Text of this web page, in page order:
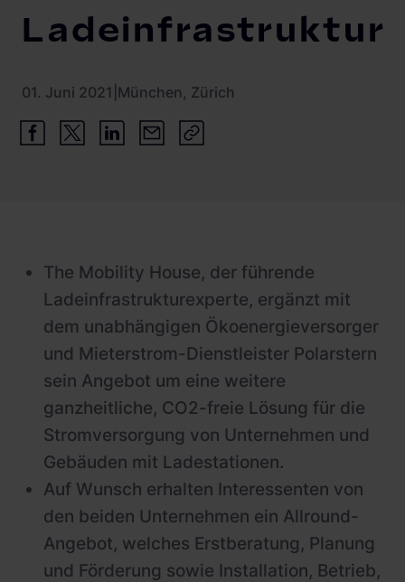
Ladeinfrastruktur
01. Juni 2021 München, Zürich
The Mobility House, der führende
Ladeinfrastrukturexperte, ergänzt mit
dem unabhängigen Ökoenergieversorger
und Mieterstrom-Dienstleister Polarstern
sein Angebot um eine weitere
ganzheitliche, CO2-freie Lösung für die
Stromversorgung von Unternehmen und
Gebäuden mit Ladestationen.
Auf Wunsch erhalten Interessenten von
den beiden Unternehmen ein Allround-
Angebot, welches Erstberatung, Planung
und Förderung sowie Installation, Betrieb,